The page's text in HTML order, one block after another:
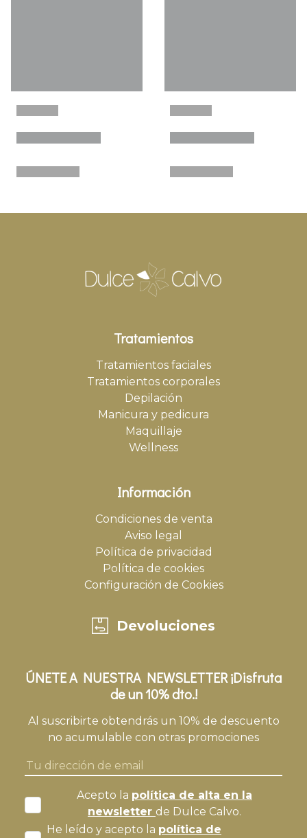
Tratamientos
Tratamientos faciales
Tratamientos corporales
Depilación
Manicura y pedicura
Maquillaje
Wellness
Información
Condiciones de venta
Aviso legal
Política de privacidad
Política de cookies
Configuración de Cookies
Devoluciones
ÚNETE A NUESTRA NEWSLETTER ¡Disfruta
de un 10% dto.!
Al suscribirte obtendrás un 10% de descuento
no acumulable con otras promociones
Acepto la política de alta en la
newsletter de Dulce Calvo.
He leído y acepto la política de